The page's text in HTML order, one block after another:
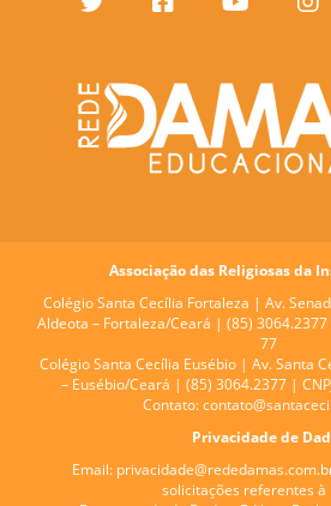
Associação das Religiosas da
Colégio Santa Cecília Fortaleza | Av.
Aldeota – Fortaleza/Ceará | (85)
77
Colégio Santa Cecília Eusébio | Av. Santa
– Eusébio/Ceará | (85) 3064.2377 |
Contato:
Privacidade de
Email:
solicitações referentes à